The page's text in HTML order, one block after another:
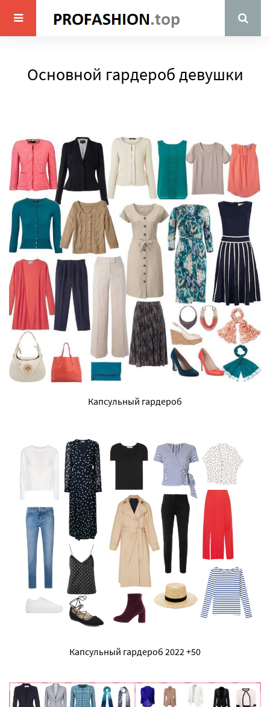
Основной гардероб девушки
Капсульный гардероб
Капсульный гардероб 2022 +50